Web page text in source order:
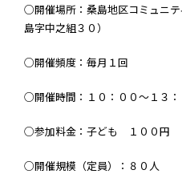
○開催場所：桑島地区コミュニ
島字中之組３０）
○開催頻度：毎月１回
○開催時間：１０：００～１３：
○参加料金：子ども １０
○開催規模（定員）：８０人